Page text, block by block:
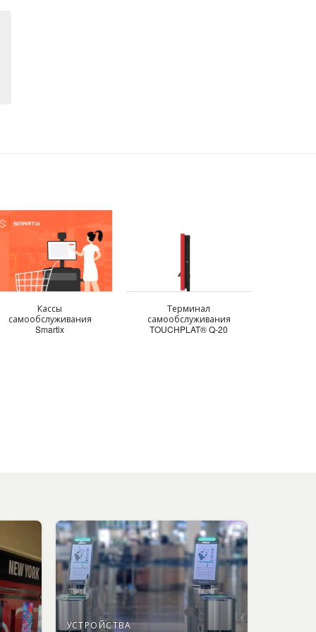
Кассы
самообслуживания
Smartix
Терминал
самообслуживания
TOUCHPLAT® Q-20
УСТРОЙСТВА